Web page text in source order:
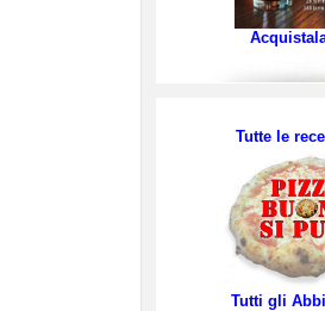
Tutte le
Tutti gli